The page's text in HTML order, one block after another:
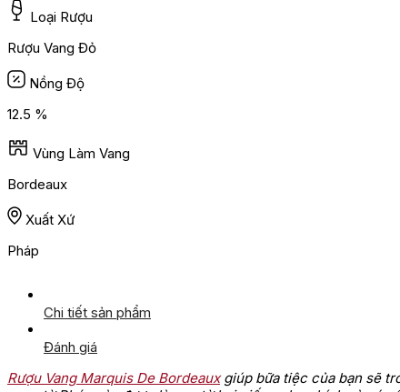
Loại Rượu
Rượu Vang Đỏ
Nồng Độ
12.5 %
Vùng Làm Vang
Bordeaux
Xuất Xứ
Pháp
Chi tiết sản phẩm
Đánh giá
Rượu Vang Marquis De Bordeauxgiúp bữa tiệc của bạn sẽ